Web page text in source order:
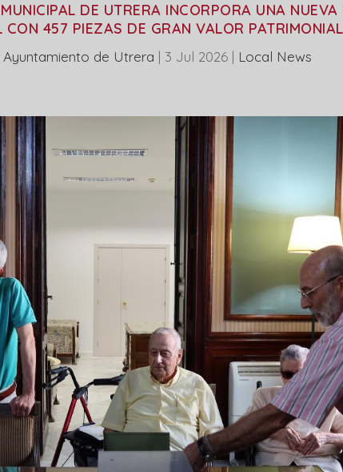
DE UTRERA INCORPORA UNA
CON 457 PIEZAS DE GRAN VALOR PATRIMONIAL
Ayuntamiento de Utrera | 3 Jul 2026 | Local News